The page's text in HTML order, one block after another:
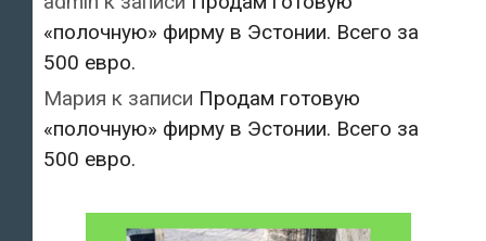
«полочную» фирму в Эстонии. Всего за
500 евро.
Мария к записи Продам готовую
«полочную» фирму в Эстонии. Всего за
500 евро.